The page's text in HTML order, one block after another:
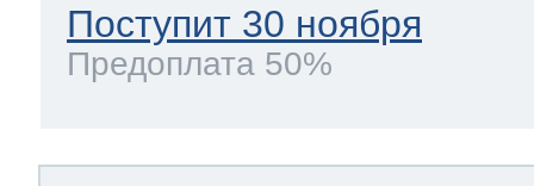
Поступит 30 ноября
Предоплата 50%